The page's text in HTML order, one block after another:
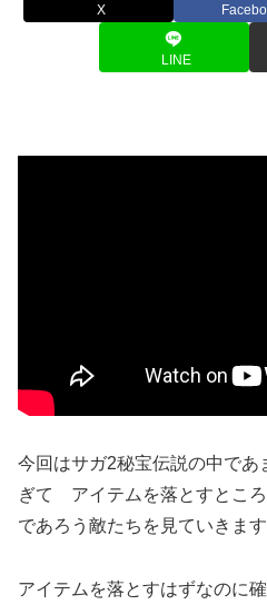
X
LINE
今回はサガ2秘宝伝説の中であ
ぎて アイテムを落とすとこ
であろう敵たちを見ていきます
アイテムを落とすはずなのに